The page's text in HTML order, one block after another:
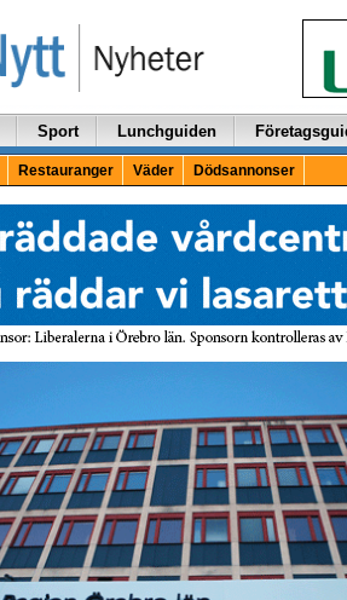
Sport Lunchguiden
Restauranger Väder Dödsannonser